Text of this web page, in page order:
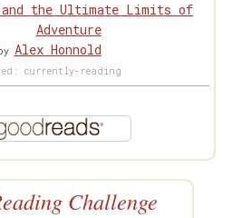
and the Ultimate Limits of
Adventure
Alex Honnold
currently-reading
Challenge